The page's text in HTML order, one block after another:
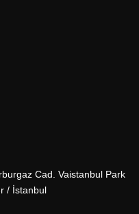
Cad. Vaistanbul Park
/ İstanbul